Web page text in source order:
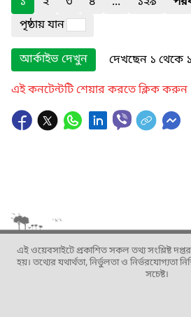
পৃষ্ঠায় যান
আর্কাইভ দেখুন
দেখছেন ১ থেকে
এই কনটেন্টটি শেয়ার করতে ক্লিক করুন
এই ওয়েবসাইটে প্রকাশিত সকল তথ্য সংশ্লিষ্ট
হয়। তথ্যের যথার্থতা, নির্ভুলতা ও নির্ভরযোগ্যতা
সচেষ্ট।